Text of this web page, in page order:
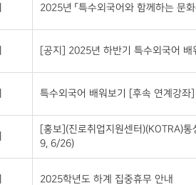
2025년 「특수외국어와 함께하는 문화
[공지] 2025년 하반기 특수외국어
특수외국어 배워보기 [후속 연계강
[홍보](진로취업지원센터)(KOTRA)
9, 6/26)
2025학년도 하계 집중휴무 안내